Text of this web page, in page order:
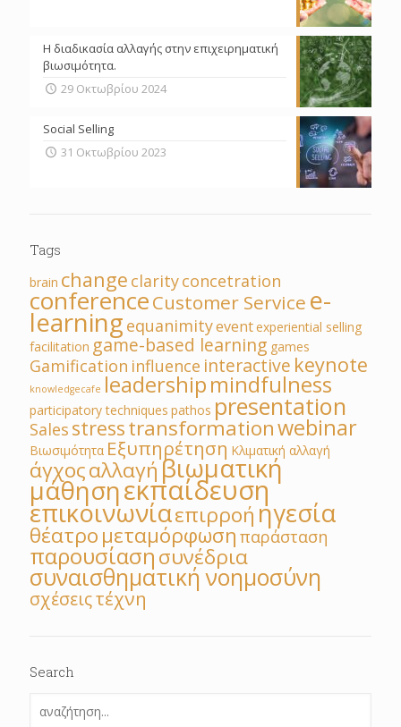
Η διαδικασία αλλαγής στην επιχειρηματική
βιωσιμότητα.
29 Οκτωβρίου 2024
Social Selling
31 Οκτωβρίου 2023
Tags
brain change clarityconcetration
conferenceCustomer Service e-
learning equanimityeventexperiential selling
facilitation game-based learning games
Gamification influence interactive keynote
knowledgecafe leadershipmindfulness
participatory techniques pathos presentation
Sales stresstransformationwebinar
Βιωσιμότητα Εξυπηρέτηση Κλιματική αλλαγή
άγχοςαλλαγή βιωματική
μάθησηεκπαίδευση
επικοινωνίαεπιρροή ηγεσία
θέατρομεταμόρφωση παράσταση
παρουσίασησυνέδρια
συναισθηματική νοημοσύνη
σχέσειςτέχνη
Search